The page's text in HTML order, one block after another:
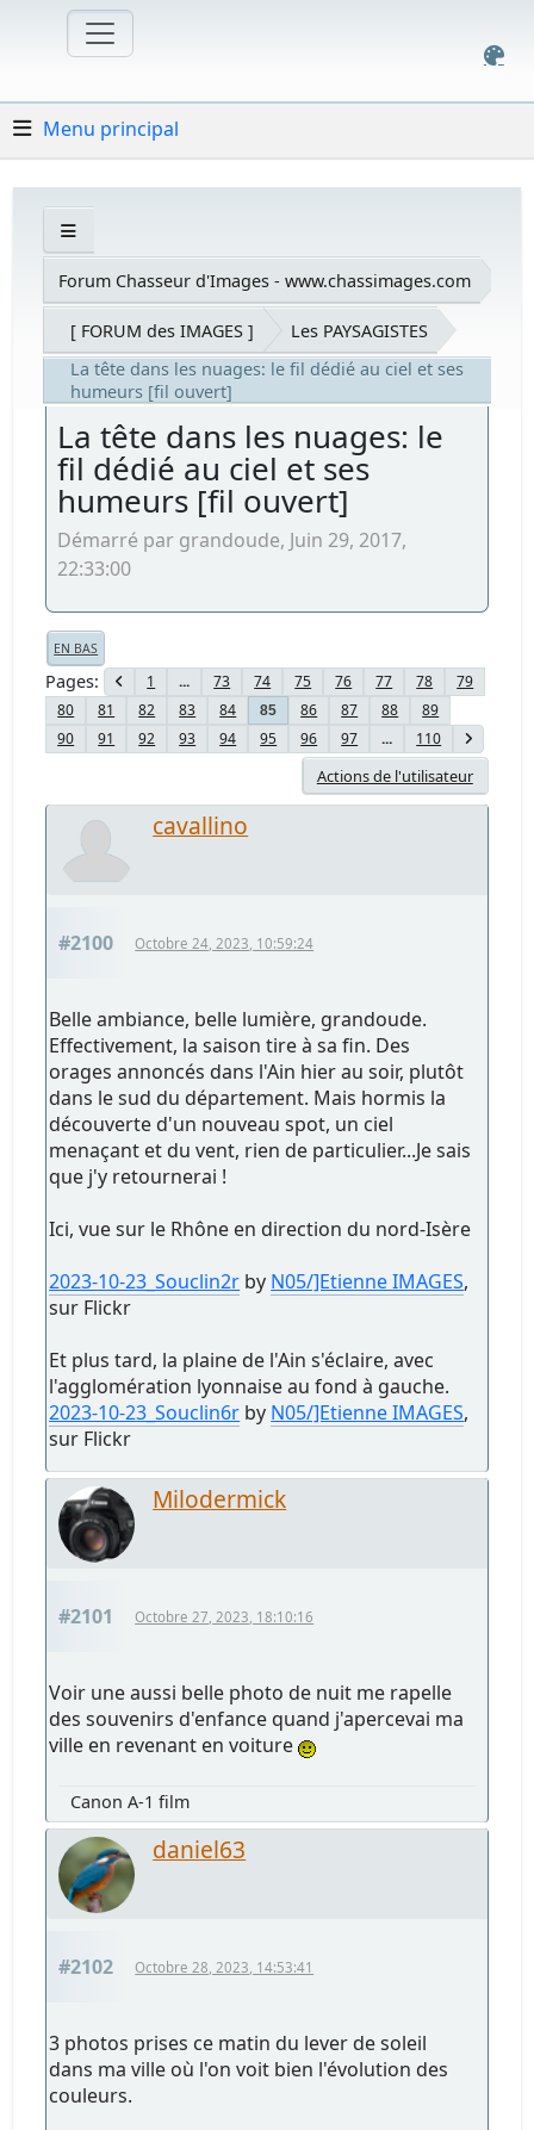
Menu principal
Forum Chasseur d'Images - www.chassimages.com
[ FORUM des IMAGES ]
Les PAYSAGISTES
La tête dans les nuages: le fil dédié au ciel et ses
humeurs [fil ouvert]
La tête dans les nuages: le
fil dédié au ciel et ses
humeurs [fil ouvert]
Démarré par grandoude, Juin 29, 2017,
22:33:00
EN BAS
Pages 1 ... 73 74 75 76 77 78
79
80
81 82 83 84 85 86 87 88
89
90
91 92 93 94 95 96 97 ... 110
Actions de l'utilisateur
cavallino
#2100 Octobre 24, 2023, 10:59:24
Belle ambiance, belle lumière, grandoude.
Effectivement, la saison tire à sa fin. Des
orages annoncés dans l'Ain hier au soir, plutôt
dans le sud du département. Mais hormis la
découverte d'un nouveau spot, un ciel
menaçant et du vent, rien de particulier...Je sais
que j'y retournerai !
Ici, vue sur le Rhône en direction du nord-Isère
2023-10-23_Souclin2r by N05/]Etienne IMAGES,
sur Flickr
Et plus tard, la plaine de l'Ain s'éclaire, avec
l'agglomération lyonnaise au fond à gauche.
2023-10-23_Souclin6r by N05/]Etienne IMAGES,
sur Flickr
Milodermick
#2101 Octobre 27, 2023, 18:10:16
Voir une aussi belle photo de nuit me rapelle
des souvenirs d'enfance quand j'apercevai ma
ville en revenant en voiture
Canon A-1 film
daniel63
#2102 Octobre 28, 2023, 14:53:41
3 photos prises ce matin du lever de soleil
dans ma ville où l'on voit bien l'évolution des
couleurs.